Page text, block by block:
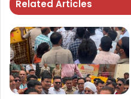
Related Articles